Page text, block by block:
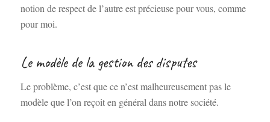
notion de respect de l’autre est précieuse pour vous, comme
pour moi.
Le modèle de la gestion des disputes
Le problème, c’est que ce n’est malheureusement pas le
modèle que l’on reçoit en général dans notre société.